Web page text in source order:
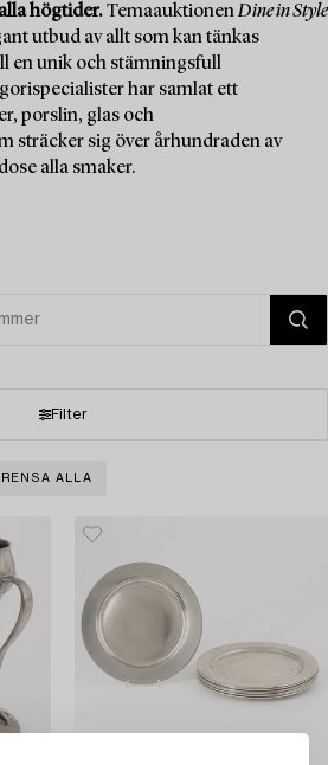
högtider.TemaauktionenDine in Style
utbud av allt som kan tänkas
en unik och stämningsfull
har samlat ett
porslin, glas och
sträcker sig över århundraden av
alla smaker.
Filter
RENSA ALLA